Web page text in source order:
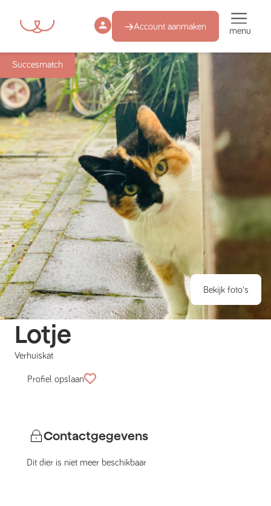
Account aanmaken menu
Succesmatch
Bekijk foto's
Lotje
Verhuiskat
Profiel opslaan
Contactgegevens
Dit dier is niet meer beschikbaar